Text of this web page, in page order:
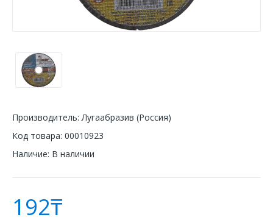
Производитель: Лугаабразив (Россия)
Код товара: 00010923
Наличие: В наличии
192₸